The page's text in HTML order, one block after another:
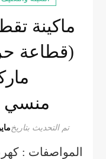
ماكينة
منسي 01211116954
تم التحديث بتاريخمايو